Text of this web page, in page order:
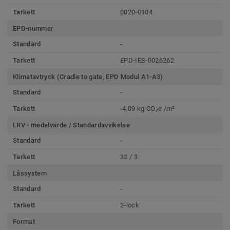
Tarkett 0020-0104
EPD-nummer
Standard
-
Tarkett EPD-IES-0026262
Klimatavtryck (Cradle to gate, EPD Modul A1-A3)
Standard
-
Tarkett -4,09 kg CO₂e /m²
LRV - medelvärde / Standardavvikelse
Standard
-
Tarkett 32 / 3
Låssystem
Standard
-
Tarkett 2-lock
Format